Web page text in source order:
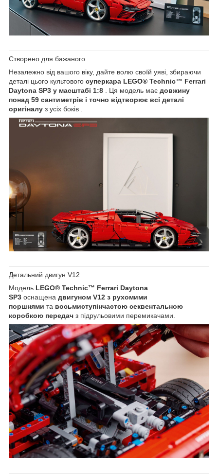
Створено для бажаного
Незалежно від вашого віку, дайте волю своїй уяві, збираючи
деталі цього культового суперкара LEGO® Technic™ Ferrari
Daytona SP3 у масштабі 1:8 . Ця модель має довжину
понад 59 сантиметрів і точно відтворює всі деталі
оригіналу з усіх боків .
Детальний двигун V12
Модель LEGO® Technic™ Ferrari Daytona
SP3 оснащена двигуном V12 з рухомими
поршнями та восьмиступінчастою секвентальною
коробкою передач з підрульовими перемикачами.